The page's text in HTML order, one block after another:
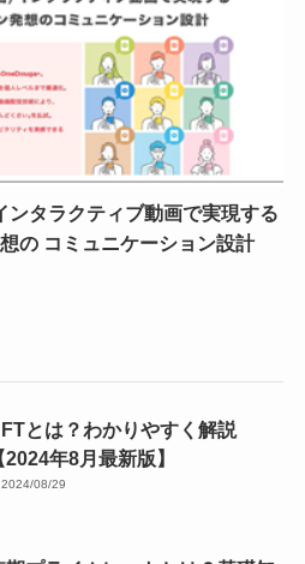
ンタラクティブ動画で実現する
の コミュニケーション設計
とは？わかりやすく解説
2024年8月最新版】
2024/08/29